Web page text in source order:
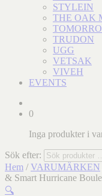
STYLEIN
THE OAK
TRUDON
UGG
VETSAK
VIVEH
EVENTS
0
Inga produkter i
Sök efter:
Hem / VARUMÄRKEN
& Smart Hurricane Boule
🔍